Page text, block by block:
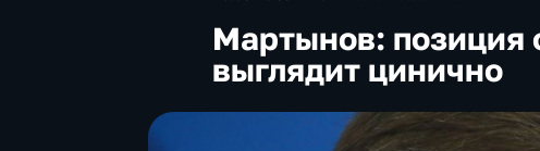
Мартынов: позиция
выглядит цинично